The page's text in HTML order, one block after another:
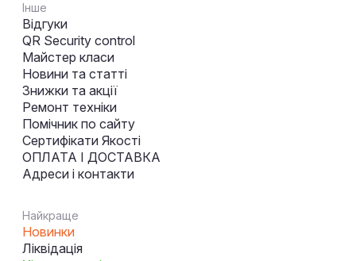
Інше
Відгуки
QR Security control
Майстер класи
Новини та статті
Знижки та акції
Ремонт техніки
Помічник по сайту
Сертифікати Якості
ОПЛАТА І ДОСТАВКА
Адреси і контакти
Найкраще
Новинки
Ліквідація